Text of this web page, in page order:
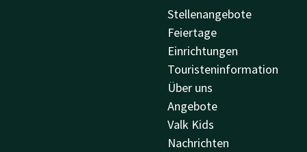
Stellenangebote
Feiertage
Einrichtungen
Touristeninformation
Über uns
Angebote
Valk Kids
Nachrichten